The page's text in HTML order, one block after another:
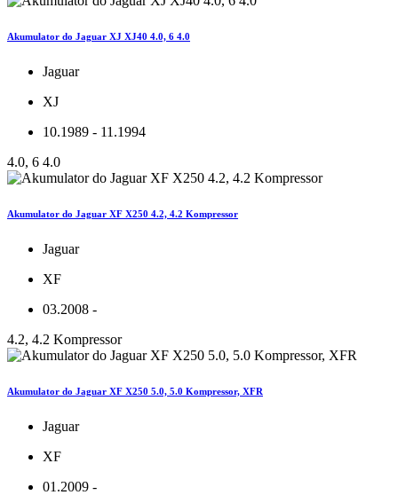
Akumulator do Jaguar XJ XJ40 4.0, 6 4.0
Jaguar
XJ
10.1989 - 11.1994
4.0, 6 4.0
Akumulator do Jaguar XF X250 4.2, 4.2 Kompressor
Jaguar
XF
03.2008 -
4.2, 4.2 Kompressor
Akumulator do Jaguar XF X250 5.0, 5.0 Kompressor, XFR
Jaguar
XF
01.2009 -